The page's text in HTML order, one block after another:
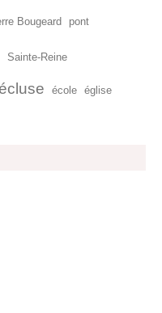
Bougeard pont
Sainte-Reine
écluse école église